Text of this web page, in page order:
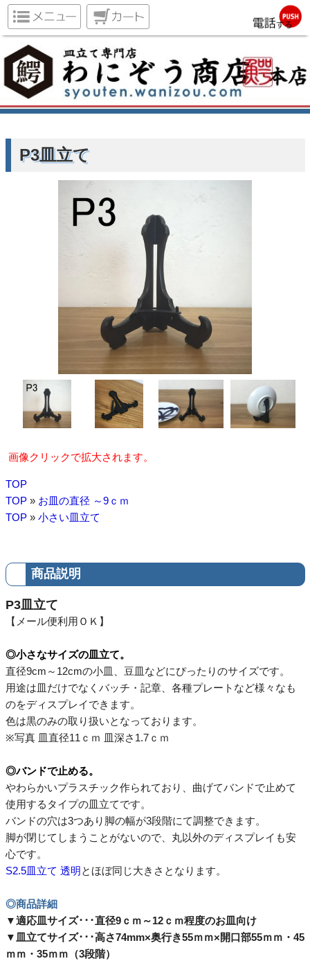
P3皿立て
画像クリックで拡大されます。
TOP
TOP » お皿の直径 ～9ｃｍ
TOP » 小さい皿立て
商品説明
P3皿立て
【メール便利用ＯＫ】
◎小さなサイズの皿立て。
直径9cm～12cmの小皿、豆皿などにぴったりのサイズです。
用途は皿だけでなくバッチ・記章、各種プレートなど様々なも
のをディスプレイできます。
色は黒のみの取り扱いとなっております。
※写真 皿直径11ｃｍ 皿深さ1.7ｃｍ
◎バンドで止める。
やわらかいプラスチック作られており、曲げてバンドで止めて
使用するタイプの皿立てです。
バンドの穴は3つあり脚の幅が3段階にて調整できます。
脚が閉じてしまうことがないので、丸以外のディスプレイも安
心です。
S2.5皿立て 透明とほぼ同じ大きさとなります。
◎商品詳細
▼適応皿サイズ･･･直径9ｃｍ～12ｃｍ程度のお皿向け
▼ 皿立てサイズ･･･高さ74mm×奥行き55ｍｍ×開口部55ｍｍ・45
ｍｍ・35ｍｍ（3段階）